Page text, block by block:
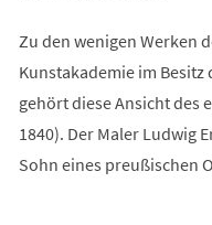
Zu den wenigen Werken
Kunstakademie im Besitz
gehört diese Ansicht des
1840). Der Maler Ludwig
Sohn eines preußischen